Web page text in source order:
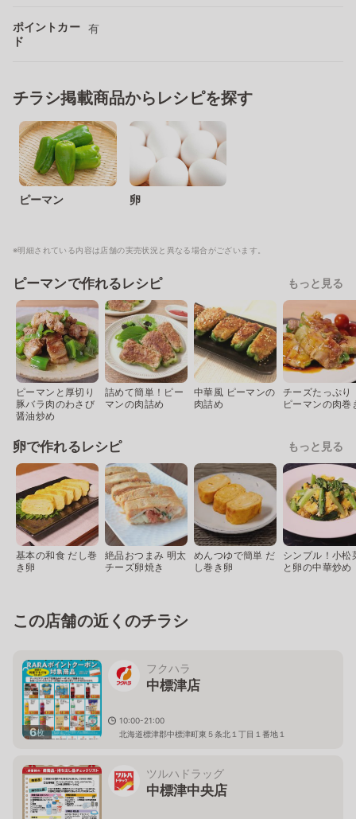
ポイントカー
ド
有
チラシ掲載商品からレシピを探す
ピーマン 卵
※明細されている内容は店舗の実売状況と異なる場合がございます。
ピーマンで作れるレシピ もっと見る
ピーマンと厚切り
豚バラ肉のわさび
醤油炒め
詰めて簡単！ピー
マンの肉詰め
中華風 ピーマンの
肉詰め
チーズたっぷり
ピーマンの肉巻
卵で作れるレシピ もっと見る
基本の和食 だし巻
き卵
絶品おつまみ 明太
チーズ卵焼き
めんつゆで簡単 だ
し巻き卵
シンプル！小松
と卵の中華炒め
この店舗の近くのチラシ
6枚
フクハラ
中標津店
10:00-21:00
北海道標津郡中標津町東５条北１丁目１番地１
ツルハドラッグ
中標津中央店